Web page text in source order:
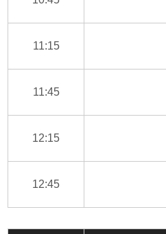
11:15
11:45
12:15
12:45